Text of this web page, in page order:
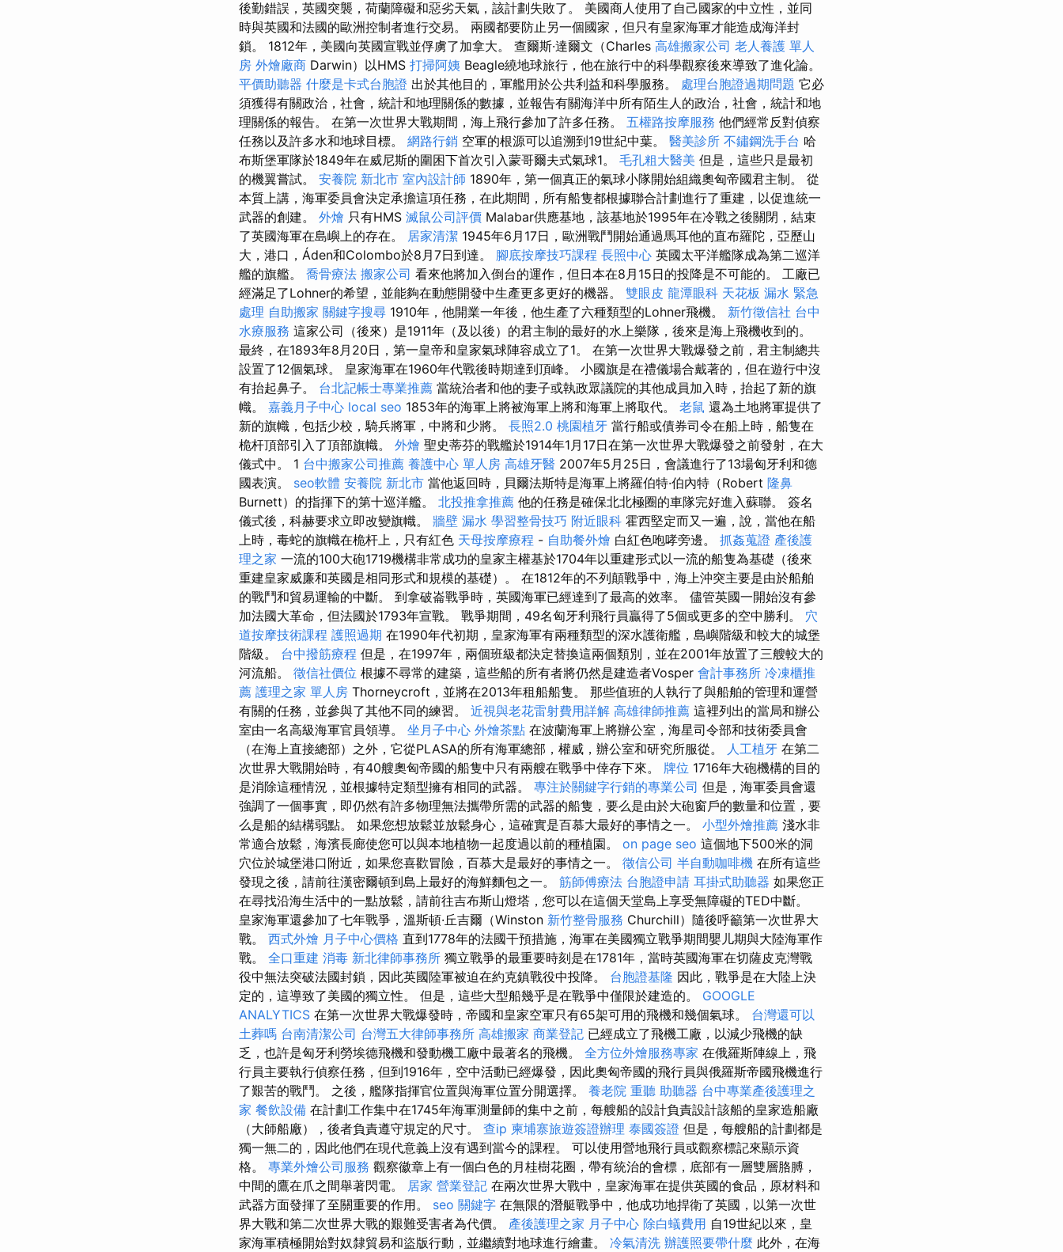
後勤錯誤，英國突襲，荷蘭障礙和惡劣天氣，該計劃失敗了。 美國商人使用了自己國家的中立性，並同
時與英國和法國的歐洲控制者進行交易。 兩國都要防止另一個國家，但只有皇家海軍才能造成海洋封
鎖。 1812年，美國向英國宣戰並俘虜了加拿大。 查爾斯·達爾文（Charles 高雄搬家公司 老人養護 單人
房 外燴廠商 Darwin）以HMS 打掃阿姨 Beagle繞地球旅行，他在旅行中的科學觀察後來導致了進化論。
平價助聽器 什麼是卡式台胞證 出於其他目的，軍艦用於公共利益和科學服務。 處理台胞證過期問題 它必
須獲得有關政治，社會，統計和地理關係的數據，並報告有關海洋中所有陌生人的政治，社會，統計和地
理關係的報告。 在第一次世界大戰期間，海上飛行參加了許多任務。 五權路按摩服務 他們經常反對偵察
任務以及許多水和地球目標。 網路行銷 空軍的根源可以追溯到19世紀中葉。 醫美診所 不鏽鋼洗手台 哈
布斯堡軍隊於1849年在威尼斯的圍困下首次引入蒙哥爾夫式氣球1。 毛孔粗大醫美 但是，這些只是最初
的機翼嘗試。 安養院 新北市 室內設計師 1890年，第一個真正的氣球小隊開始組織奧匈帝國君主制。 從
本質上講，海軍委員會決定承擔這項任務，在此期間，所有船隻都根據聯合計劃進行了重建，以促進統一
武器的創建。 外燴 只有HMS 滅鼠公司評價 Malabar供應基地，該基地於1995年在冷戰之後關閉，結束
了英國海軍在島嶼上的存在。 居家清潔 1945年6月17日，歐洲戰鬥開始通過馬耳他的直布羅陀，亞歷山
大，港口，Áden和Colombo於8月7日到達。 腳底按摩技巧課程 長照中心 英國太平洋艦隊成為第二巡洋
艦的旗艦。 喬骨療法 搬家公司 看來他將加入倒台的運作，但日本在8月15日的投降是不可能的。 工廠已
經滿足了Lohner的希望，並能夠在動態開發中生產更多更好的機器。 雙眼皮 龍潭眼科 天花板 漏水 緊急
處理 自助搬家 關鍵字搜尋 1910年，他開業一年後，他生產了六種類型的Lohner飛機。 新竹徵信社 台中
水療服務 這家公司（後來）是1911年（及以後）的君主制的最好的水上樂隊，後來是海上飛機收到的。
最終，在1893年8月20日，第一皇帝和皇家氣球陣容成立了1。 在第一次世界大戰爆發之前，君主制總共
設置了12個氣球。 皇家海軍在1960年代戰後時期達到頂峰。 小國旗是在禮儀場合戴著的，但在遊行中沒
有抬起鼻子。 台北記帳士專業推薦 當統治者和他的妻子或執政眾議院的其他成員加入時，抬起了新的旗
幟。 嘉義月子中心 local seo 1853年的海軍上將被海軍上將和海軍上將取代。 老鼠 還為土地將軍提供了
新的旗幟，包括少校，騎兵將軍，中將和少將。 長照2.0 桃園植牙 當行船或債券司令在船上時，船隻在
桅杆頂部引入了頂部旗幟。 外燴 聖史蒂芬的戰艦於1914年1月17日在第一次世界大戰爆發之前發射，在大
儀式中。 1 台中搬家公司推薦 養護中心 單人房 高雄牙醫 2007年5月25日，會議進行了13場匈牙利和德
國表演。 seo軟體 安養院 新北市 當他返回時，貝爾法斯特是海軍上將羅伯特·伯內特（Robert 隆鼻
Burnett）的指揮下的第十巡洋艦。 北投推拿推薦 他的任務是確保北北極圈的車隊完好進入蘇聯。 簽名
儀式後，科赫要求立即改變旗幟。 牆壁 漏水 學習整骨技巧 附近眼科 霍西堅定而又一遍，說，當他在船
上時，毒蛇的旗幟在桅杆上，只有紅色 天母按摩療程 - 自助餐外燴 白紅色咆哮旁邊。 抓姦蒐證 產後護
理之家 一流的100大砲1719機構非常成功的皇家主權基於1704年以重建形式以一流的船隻為基礎（後來
重建皇家威廉和英國是相同形式和規模的基礎）。 在1812年的不列顛戰爭中，海上沖突主要是由於船舶
的戰鬥和貿易運輸的中斷。 到拿破崙戰爭時，英國海軍已經達到了最高的效率。 儘管英國一開始沒有參
加法國大革命，但法國於1793年宣戰。 戰爭期間，49名匈牙利飛行員贏得了5個或更多的空中勝利。 穴
道按摩技術課程 護照過期 在1990年代初期，皇家海軍有兩種類型的深水護衛艦，島嶼階級和較大的城堡
階級。 台中撥筋療程 但是，在1997年，兩個班級都決定替換這兩個類別，並在2001年放置了三艘較大的
河流船。 徵信社價位 根據不尋常的建築，這些船的所有者將仍然是建造者Vosper 會計事務所 冷凍櫃推
薦 護理之家 單人房 Thorneycroft，並將在2013年租船船隻。 那些值班的人執行了與船舶的管理和運營
有關的任務，並參與了其他不同的練習。 近視與老花雷射費用詳解 高雄律師推薦 這裡列出的當局和辦公
室由一名高級海軍官員領導。 坐月子中心 外燴茶點 在波蘭海軍上將辦公室，海星司令部和技術委員會
（在海上直接總部）之外，它從PLASA的所有海軍總部，權威，辦公室和研究所服從。
人工植牙 在第二
次世界大戰開始時，有40艘奧匈帝國的船隻中只有兩艘在戰爭中倖存下來。 牌位 1716年大砲機構的目的
是消除這種情況，並根據特定類型擁有相同的武器。 專注於關鍵字行銷的專業公司 但是，海軍委員會還
強調了一個事實，即仍然有許多物理無法攜帶所需的武器的船隻，要么是由於大砲窗戶的數量和位置，要
么是船的結構弱點。 如果您想放鬆並放鬆身心，這確實是百慕大最好的事情之一。 小型外燴推薦 淺水非
常適合放鬆，海濱長廊使您可以與本地植物一起度過以前的種植園。 on page seo 這個地下500米的洞
穴位於城堡港口附近，如果您喜歡冒險，百慕大是最好的事情之一。 徵信公司 半自動咖啡機 在所有這些
發現之後，請前往漢密爾頓到島上最好的海鮮麵包之一。 筋師傅療法 台胞證申請 耳掛式助聽器 如果您正
在尋找沿海生活中的一點放鬆，請前往吉布斯山燈塔，您可以在這個天堂島上享受無障礙的TED中斷。
皇家海軍還參加了七年戰爭，溫斯頓·丘吉爾（Winston 新竹整骨服務 Churchill）隨後呼籲第一次世界大
戰。 西式外燴 月子中心價格 直到1778年的法國干預措施，海軍在美國獨立戰爭期間嬰儿期與大陸海軍作
戰。 全口重建 消毒 新北律師事務所 獨立戰爭的最重要時刻是在1781年，當時英國海軍在切薩皮克灣戰
役中無法突破法國封鎖，因此英國陸軍被迫在約克鎮戰役中投降。 台胞證基隆 因此，戰爭是在大陸上決
定的，這導致了美國的獨立性。 但是，這些大型船幾乎是在戰爭中僅限於建造的。 GOOGLE
ANALYTICS 在第一次世界大戰爆發時，帝國和皇家空軍只有65架可用的飛機和幾個氣球。 台灣還可以
土葬嗎 台南清潔公司 台灣五大律師事務所 高雄搬家 商業登記 已經成立了飛機工廠，以減少飛機的缺
乏，也許是匈牙利勞埃德飛機和發動機工廠中最著名的飛機。 全方位外燴服務專家 在俄羅斯陣線上，飛
行員主要執行偵察任務，但到1916年，空中活動已經爆發，因此奧匈帝國的飛行員與俄羅斯帝國飛機進行
了艱苦的戰鬥。 之後，艦隊指揮官位置與海軍位置分開選擇。 養老院 重聽 助聽器 台中專業產後護理之
家 餐飲設備 在計劃工作集中在1745年海軍測量師的集中之前，每艘船的設計負責設計該船的皇家造船廠
（大師船廠），後者負責遵守規定的尺寸。 查ip 柬埔寨旅遊簽證辦理 泰國簽證 但是，每艘船的計劃都是
獨一無二的，因此他們在現代意義上沒有遇到當今的課程。 可以使用營地飛行員或觀察標記來顯示資
格。 專業外燴公司服務 觀察徽章上有一個白色的月桂樹花圈，帶有統治的會標，底部有一層雙層胳膊，
中間的鷹在爪之間舉著閃電。 居家 營業登記 在兩次世界大戰中，皇家海軍在提供英國的食品，原材料和
武器方面發揮了至關重要的作用。 seo 關鍵字 在無限的潛艇戰爭中，他成功地捍衛了英國，以第一次世
界大戰和第二次世界大戰的艱難受害者為代價。 產後護理之家 月子中心 除白蟻費用 自19世紀以來，皇
家海軍積極開始對奴隸貿易和盜版行動，並繼續對地球進行繪畫。 冷氣清洗 辦護照要帶什麼 此外，在海